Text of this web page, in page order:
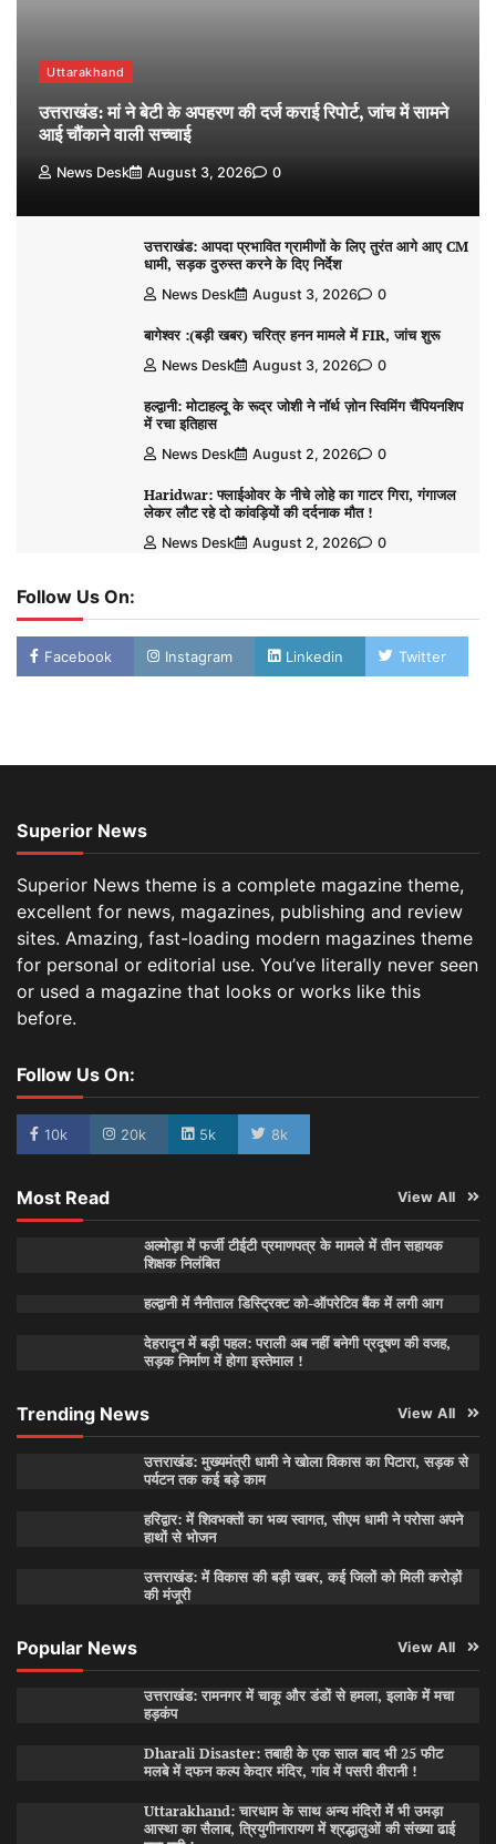
Uttarakhand
उत्तराखंड: मां ने बेटी के अपहरण की दर्ज कराई रिपोर्ट, जांच में सामने
आई चौंकाने वाली सच्चाई
News Desk August 3, 2026 0
उत्तराखंड: आपदा प्रभावित ग्रामीणों के लिए तुरंत आगे आए CM
धामी, सड़क दुरुस्त करने के दिए निर्देश
News Desk August 3, 2026 0
बागेश्वर :(बड़ी खबर) चरित्र हनन मामले में FIR, जांच शुरू
News Desk August 3, 2026 0
हल्द्वानी: मोटाहल्दू के रूद्र जोशी ने नॉर्थ ज़ोन स्विमिंग चैंपियनशिप
में रचा इतिहास
News Desk August 2, 2026 0
Haridwar: फ्लाईओवर के नीचे लोहे का गाटर गिरा, गंगाजल
लेकर लौट रहे दो कांवड़ियों की दर्दनाक मौत !
News Desk August 2, 2026 0
Follow Us On:
Facebook Instagram Linkedin Twitter
Superior News
Superior News theme is a complete magazine theme,
excellent for news, magazines, publishing and review
sites. Amazing, fast-loading modern magazines theme
for personal or editorial use. You’ve literally never seen
or used a magazine that looks or works like this
before.
Follow Us On:
10k 20k 5k 8k
Most Read View All
अल्मोड़ा में फर्जी टीईटी प्रमाणपत्र के मामले में तीन सहायक
शिक्षक निलंबित
हल्द्वानी में नैनीताल डिस्ट्रिक्ट को-ऑपरेटिव बैंक में लगी आग
देहरादून में बड़ी पहल: पराली अब नहीं बनेगी प्रदूषण की वजह,
सड़क निर्माण में होगा इस्तेमाल !
Trending News View All
उत्तराखंड: मुख्यमंत्री धामी ने खोला विकास का पिटारा, सड़क से
पर्यटन तक कई बड़े काम
हरिद्वार: में शिवभक्तों का भव्य स्वागत, सीएम धामी ने परोसा अपने
हाथों से भोजन
उत्तराखंड: में विकास की बड़ी खबर, कई जिलों को मिली करोड़ों
की मंजूरी
Popular News View All
उत्तराखंड: रामनगर में चाकू और डंडों से हमला, इलाके में मचा
हड़कंप
Dharali Disaster: तबाही के एक साल बाद भी 25 फीट
मलबे में दफन कल्प केदार मंदिर, गांव में पसरी वीरानी !
Uttarakhand: चारधाम के साथ अन्य मंदिरों में भी उमड़ा
आस्था का सैलाब, त्रियुगीनारायण में श्रद्धालुओं की संख्या ढाई